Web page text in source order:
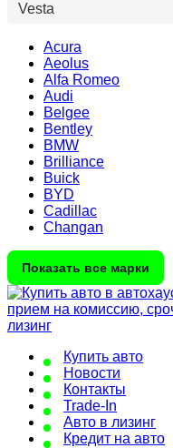
Vesta
Acura
Aeolus
Alfa Romeo
Audi
Belgee
Bentley
BMW
Brilliance
Buick
BYD
Cadillac
Changan
Показать все марки
Купить авто
Новости
Контакты
Trade-In
Авто в лизинг
Кредит на авто